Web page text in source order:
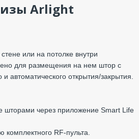
Arlight
или на потолке внутри
для размещения на нем штор с
автоматического открытия/закрытия.
шторами через приложение Smart Life
RF-пульта.